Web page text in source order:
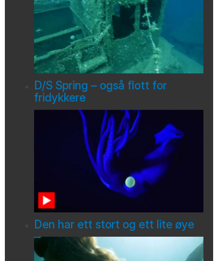
D/S Spring – også flott for
fridykkere
Den har ett stort og ett lite øye